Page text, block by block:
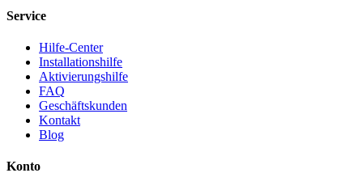
Service
Hilfe-Center
Installationshilfe
Aktivierungshilfe
FAQ
Geschäftskunden
Kontakt
Blog
Konto